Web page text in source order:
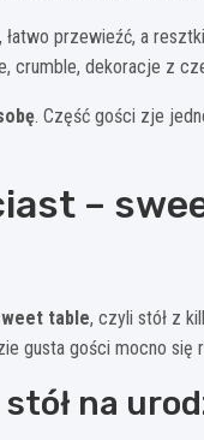
przewieźć, a
crumble, dekoracje z
. Część gości zje
–
table, czyli stół z
gusta gości mocno się
na